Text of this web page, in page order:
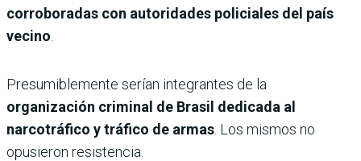
corroboradas con autoridades policiales del país
vecino
Presumiblemente serían integrantes de la
organización criminal de Brasil dedicada al
narcotráfico y tráfico de armas . Los mismos no
opusieron resistencia.